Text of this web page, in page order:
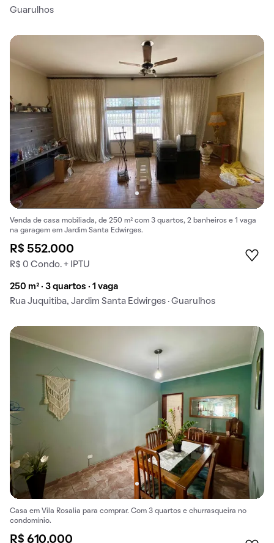
Guarulhos
Venda de casa mobiliada, de 250 m² com 3 quartos, 2 banheiros e 1 vaga
na garagem em Jardim Santa Edwirges.
R$ 552.000
R$ 0 Condo. + IPTU
250 m² · 3 quartos · 1 vaga
Rua Juquitiba, Jardim Santa Edwirges · Guarulhos
Casa em Vila Rosalia para comprar. Com 3 quartos e churrasqueira no
condomínio.
R$ 610.000